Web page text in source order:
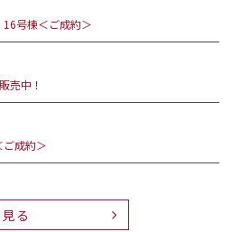
号棟＜ご成約＞
売中！
成約＞
る